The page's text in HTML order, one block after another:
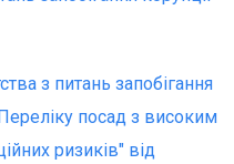
з питань запобігання
посад з високим
ризиків" від